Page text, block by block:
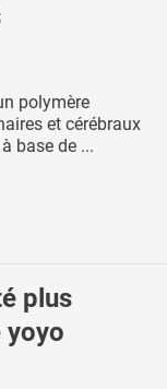
polymère
et cérébraux
base de ...
plus
yoyo